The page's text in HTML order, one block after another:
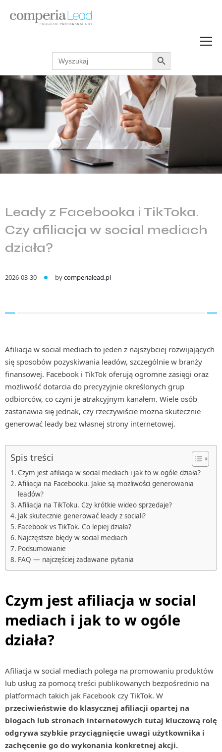
Strefa Wiedzy
Podcasty
Zarabiaj w internecie
Akcje promocyjne
Regulaminy
Search
for:
Search Button
Leady z Facebooka i TikToka.
Czy afiliacja w social mediach
działa?
2026-03-30 bycomperialead.pl
Afiliacja w social mediach to jeden z najszybciej rozwijających
się sposobów pozyskiwania leadów, szczególnie w branży
finansowej. Facebook i TikTok oferują ogromne zasięgi oraz
możliwość dotarcia do precyzyjnie określonych grup
odbiorców, co czyni je atrakcyjnym kanałem. Wiele osób
zastanawia się jednak, czy rzeczywiście można skutecznie
generować leady bez własnej strony internetowej.
Spis treści
Czym jest afiliacja w social mediach i jak to w ogóle działa?
Afiliacja na Facebooku. Jakie są możliwości generowania
leadów?
Afiliacja na TikToku. Czy krótkie wideo sprzedaje?
Jak skutecznie generować leady z sociali?
Facebook vs TikTok. Co lepiej działa?
Najczęstsze błędy w social mediach
Podsumowanie
FAQ — najczęściej zadawane pytania
Czym jest afiliacja w social
mediach i jak to w ogóle
działa?
Afiliacja w social mediach polega na promowaniu produktów
lub usług za pomocą treści publikowanych bezpośrednio na
platformach takich jak Facebook czy TikTok. W
przeciwieństwie do klasycznej afiliacji opartej na
blogach lub stronach internetowych tutaj kluczową rolę
odgrywa szybkie przyciągnięcie uwagi użytkownika i
zachęcenie go do wykonania konkretnej akcji.